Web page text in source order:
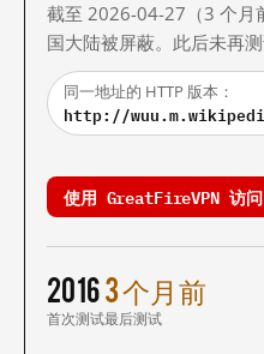
截至 2026-04-27（3 个月
国大陆被屏蔽。此后未再
同一地址的 HTTP 版本：
http://
使用 GreatFireVPN 访
2016
首次测试
3 个月前
最后测试